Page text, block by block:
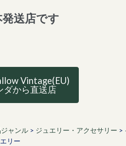
送店です
Vintage(EU)
ダから直送店
ャンル> ジュエリー・アクセサリー >
リー